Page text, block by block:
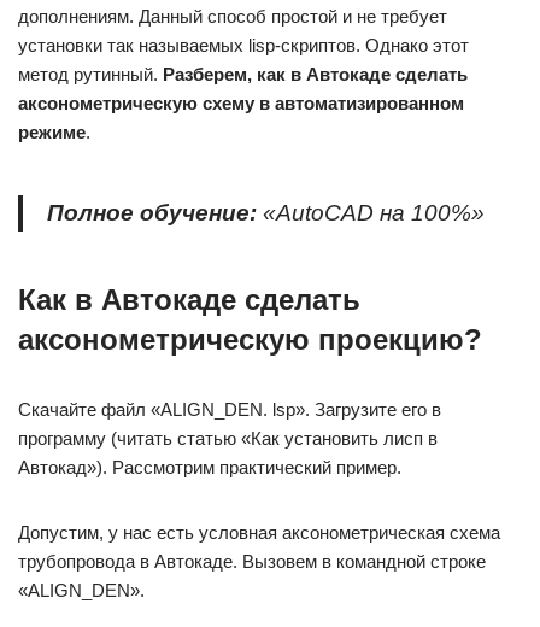
дополнениям. Данный способ простой и не требует
установки так называемых lisp-скриптов. Однако этот
метод рутинный. Разберем, как в Автокаде сделать
аксонометрическую схему в автоматизированном
режиме.
Полное обучение: «AutoCAD на 100%»
Как в Автокаде сделать
аксонометрическую проекцию?
Скачайте файл «ALIGN_DEN. lsp». Загрузите его в
программу (читать статью «Как установить лисп в
Автокад»). Рассмотрим практический пример.
Допустим, у нас есть условная аксонометрическая схема
трубопровода в Автокаде. Вызовем в командной строке
«ALIGN_DEN».